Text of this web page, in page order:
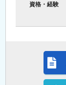
資格・経験